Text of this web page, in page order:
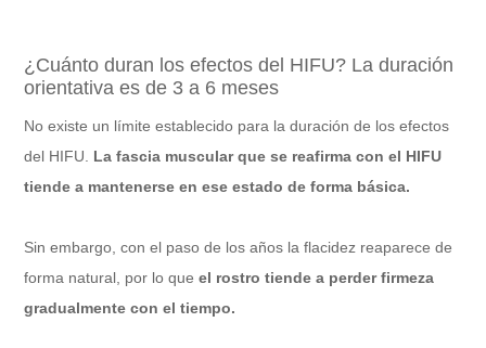
¿Cuánto duran los efectos del HIFU? La duración
orientativa es de 3 a 6 meses
No existe un límite establecido para la duración de los efectos
del HIFU. La fascia muscular que se reafirma con el HIFU
tiende a mantenerse en ese estado de forma básica.
Sin embargo, con el paso de los años la flacidez reaparece de
forma natural, por lo que el rostro tiende a perder firmeza
gradualmente con el tiempo.